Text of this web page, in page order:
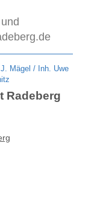
Radeberg